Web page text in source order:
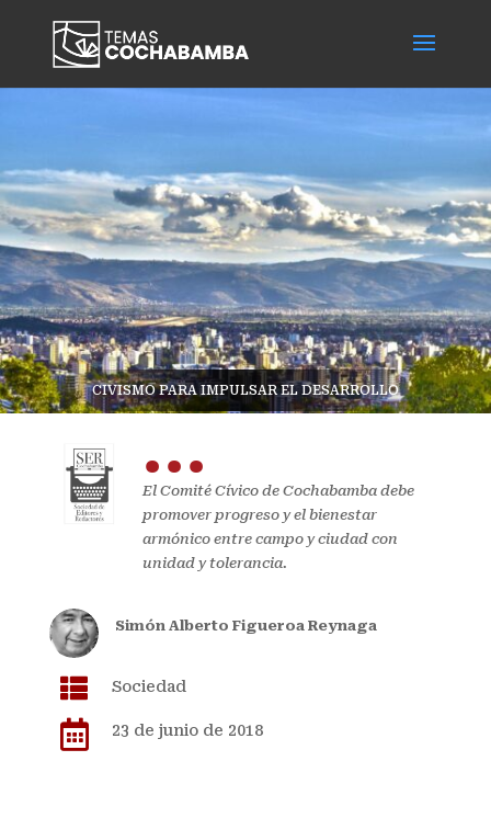
CIVISMO PARA IMPULSAR EL DESARROLLO
...
El Comité Cívico de Cochabamba debe
promover progreso y el bienestar
armónico entre campo y ciudad con
unidad y tolerancia.
Simón Alberto Figueroa Reynaga
 Sociedad
 23 de junio de 2018